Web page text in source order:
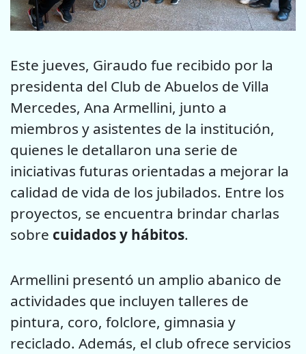
Este jueves, Giraudo fue recibido por la
presidenta del Club de Abuelos de Villa
Mercedes, Ana Armellini, junto a
miembros y asistentes de la institución,
quienes le detallaron una serie de
iniciativas futuras orientadas a mejorar la
calidad de vida de los jubilados. Entre los
proyectos, se encuentra brindar charlas
sobre cuidados y hábitos.
Armellini presentó un amplio abanico de
actividades que incluyen talleres de
pintura, coro, folclore, gimnasia y
reciclado. Además, el club ofrece servicios